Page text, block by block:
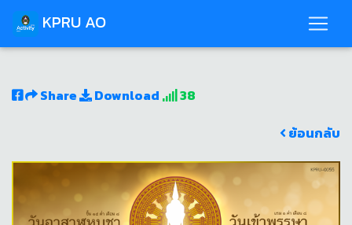
KPRU AO
Share Download
38
ย้อนกลับ